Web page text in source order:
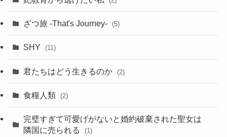
ざつ旅 -That's Journey- (5)
SHY (11)
君たちはどう生きるのか (2)
食糧人類 (2)
完璧すぎて可愛げがないと婚約破棄された聖女は
隣国に売られる
(1)